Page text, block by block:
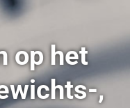
op het
,